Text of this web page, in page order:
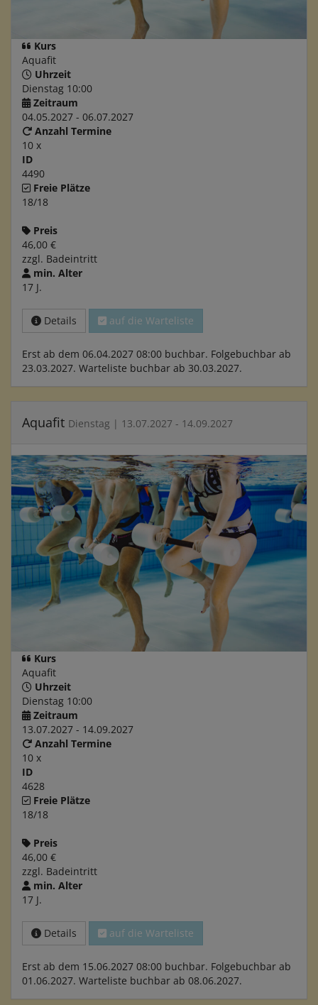
Kurs
Aquafit
Uhrzeit
Dienstag 10:00
Zeitraum
04.05.2027 - 06.07.2027
Anzahl Termine
10 x
ID
4490
Freie Plätze
18/18
Preis
46,00 €
zzgl. Badeintritt
min. Alter
17 J.
Details auf die Warteliste
Erst ab dem 06.04.2027 08:00 buchbar. Folgebuchbar ab
23.03.2027. Warteliste buchbar ab 30.03.2027.
Aquafit Dienstag | 13.07.2027 - 14.09.2027
Kurs
Aquafit
Uhrzeit
Dienstag 10:00
Zeitraum
13.07.2027 - 14.09.2027
Anzahl Termine
10 x
ID
4628
Freie Plätze
18/18
Preis
46,00 €
zzgl. Badeintritt
min. Alter
17 J.
Details auf die Warteliste
Erst ab dem 15.06.2027 08:00 buchbar. Folgebuchbar ab
01.06.2027. Warteliste buchbar ab 08.06.2027.